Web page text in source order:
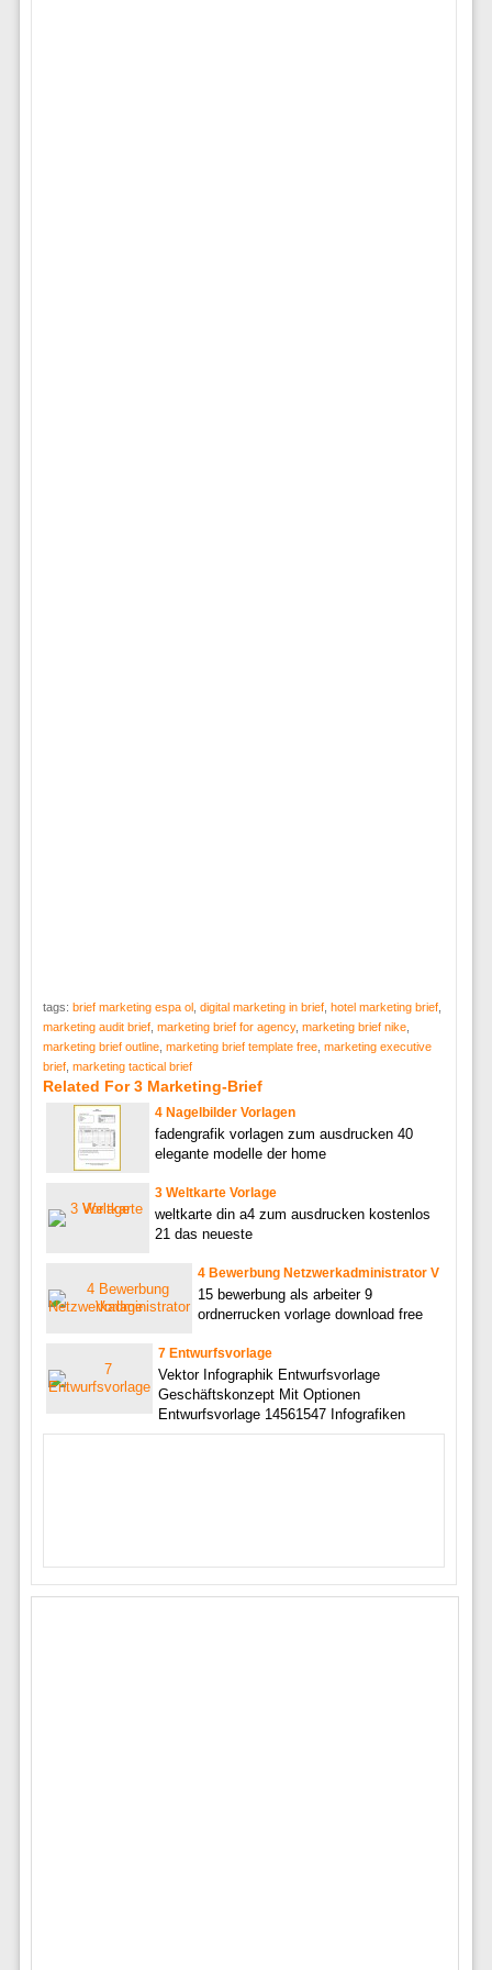
tags: brief marketing espa ol, digital marketing in brief, hotel marketing brief,
marketing audit brief, marketing brief for agency, marketing brief nike,
marketing brief outline, marketing brief template free, marketing executive
brief, marketing tactical brief
Related For 3 Marketing-Brief
4 Nagelbilder Vorlagen
fadengrafik vorlagen zum ausdrucken 40
elegante modelle der home
3 Weltkarte Vorlage
weltkarte din a4 zum ausdrucken kostenlos
21 das neueste
4 Bewerbung Netzwerkadministrator V
15 bewerbung als arbeiter 9
ordnerrucken vorlage download free
7 Entwurfsvorlage
Vektor Infographik Entwurfsvorlage
Geschäftskonzept Mit Optionen
Entwurfsvorlage 14561547 Infografiken